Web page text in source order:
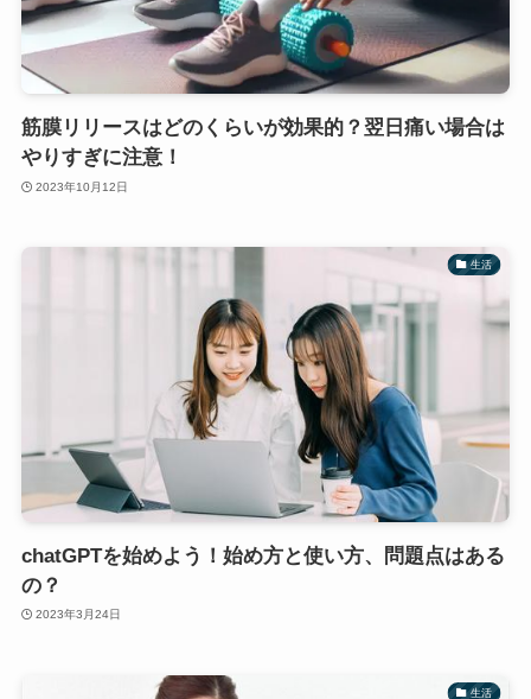
筋膜リリースはどのくらいが効果的？翌日痛い場合は
やりすぎに注意！
2023年10月12日
生活
chatGPTを始めよう！始め方と使い方、問題点はある
の？
2023年3月24日
生活